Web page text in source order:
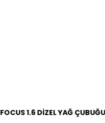
FOCUS 1.6 DİZEL YAĞ ÇUBUĞU